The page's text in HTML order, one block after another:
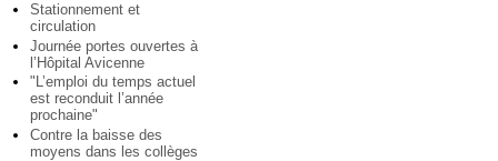
Stationnement et
circulation
Journée portes ouvertes à
l’Hôpital Avicenne
"L’emploi du temps actuel
est reconduit l’année
prochaine"
Contre la baisse des
moyens dans les collèges